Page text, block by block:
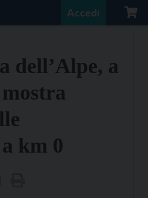
Accedi
dell’Alpe, a
km 0